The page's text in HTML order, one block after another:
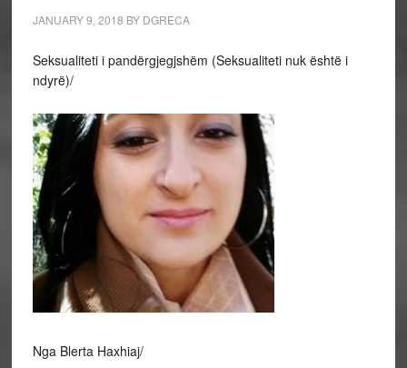
JANUARY 9, 2018 BY DGRECA
Seksualiteti i pandërgjegjshëm (Seksualiteti nuk është i
ndyrë)/
Nga Blerta Haxhiaj/